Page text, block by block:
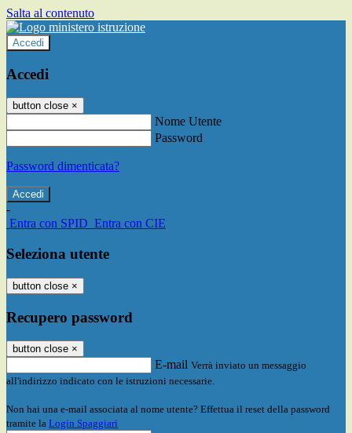
Salta al contenuto
Accedi
Accedi
button close ×
Nome Utente
Password
Password dimenticata?
-
Entra con SPID Entra con CIE
Seleziona utente
button close ×
Recupero password
button close ×
E-mail Verrà inviato un messaggio
all'indirizzo indicato con le istruzioni necessarie.
Non hai una e-mail associata al nome utente? Effettua il reset della password
tramite la Login Spaggiari